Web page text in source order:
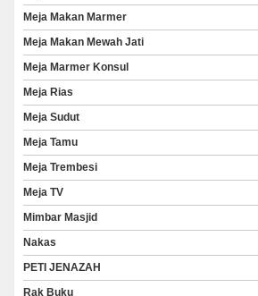
Meja Makan Marmer
Meja Makan Mewah Jati
Meja Marmer Konsul
Meja Rias
Meja Sudut
Meja Tamu
Meja Trembesi
Meja TV
Mimbar Masjid
Nakas
PETI JENAZAH
Rak Buku